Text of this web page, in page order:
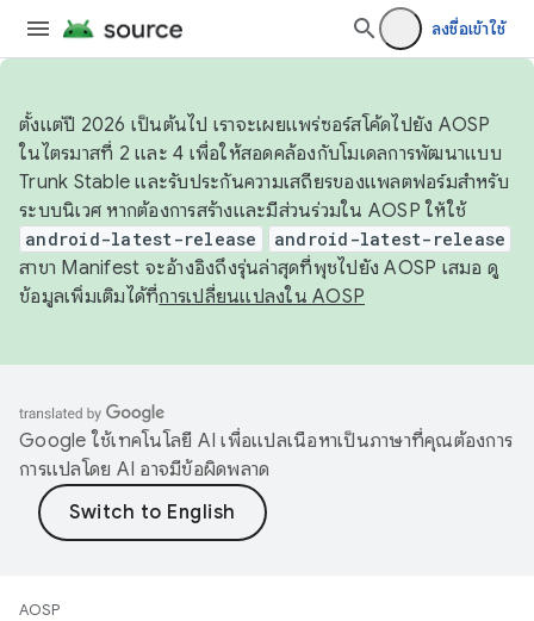
ลงชื่อเข้าใช้
ตั้งแต่ปี 2026 เป็นต้นไป เราจะเผยแพร่ซอร์สโค้ดไปยัง AOSP
ในไตรมาสที่ 2 และ 4 เพื่อให้สอดคล้องกับโมเดลการพัฒนาแบบ
Trunk Stable และรับประกันความเสถียรของแพลตฟอร์มสำหรับ
ระบบนิเวศ หากต้องการสร้างและมีส่วนร่วมใน AOSP ให้ใช้
android-latest-release android-latest-release
สาขา Manifest จะอ้างอิงถึงรุ่นล่าสุดที่พุชไปยัง AOSP เสมอ ดู
ข้อมูลเพิ่มเติมได้ที่การเปลี่ยนแปลงใน AOSP
Google ใช้เทคโนโลยี AI เพื่อแปลเนื้อหาเป็นภาษาที่คุณต้องการ
การแปลโดย AI อาจมีข้อผิดพลาด
AOSP